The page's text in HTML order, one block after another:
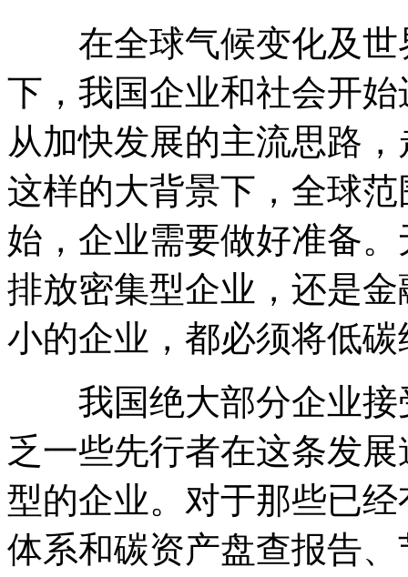
在全球气候变化及世
下，我国企业和社会开
从加快发展的主流思路
这样的大背景下，全球范
始，企业需要做好准备
排放密集型企业，还是
小的企业，都必须将低
我国绝大部分企业接
乏一些先行者在这条发
型的企业。对于那些已
体系和碳资产盘查报告